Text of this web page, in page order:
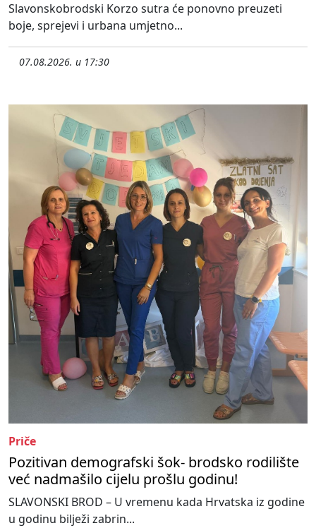
Slavonskobrodski Korzo sutra će ponovno preuzeti
boje, sprejevi i urbana umjetno...
07.08.2026. u 17:30
Priče
Pozitivan demografski šok- brodsko rodilište
već nadmašilo cijelu prošlu godinu!
SLAVONSKI BROD – U vremenu kada Hrvatska iz godine
u godinu bilježi zabrin...